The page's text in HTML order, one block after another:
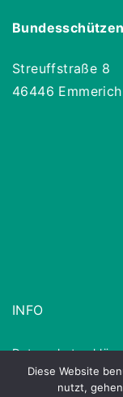
Streuffstraße 8
46446
INFO
Diese Website
nutzt,